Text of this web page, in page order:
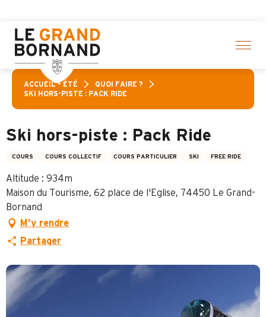
contenu
principal
ACCUEIL – ÉTÉ
QUOI FAIRE ?
SKI HORS-PISTE : PACK RIDE
Ski hors-piste : Pack Ride
COURS COURS COLLECTIF COURS PARTICULIER SKI FREE RIDE
Altitude : 934m
Maison du Tourisme, 62 place de l'Eglise, 74450 Le Grand-
Bornand
M'y rendre
Partager